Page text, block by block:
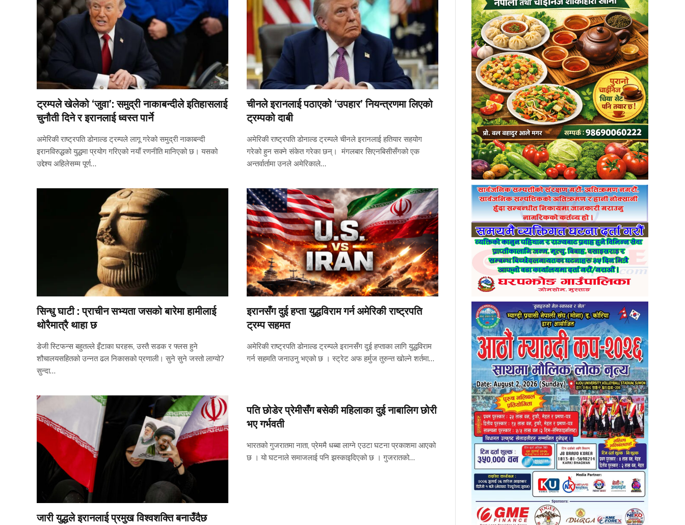
ट्रम्पले खेलेको ‘जुवा’: समुद्री नाकाबन्दीले इतिहासलाई
चुनौती दिने र इरानलाई ध्वस्त पार्ने
अमेरिकी राष्ट्रपति डोनाल्ड ट्रम्पले लागू गरेको समुद्री नाकाबन्दी
इरानविरुद्धको युद्धमा प्रयोग गरिएको नयाँ रणनीति मानिएको छ। यसको
उद्देश्य अहिलेसम्म पूर्ण…
चीनले इरानलाई पठाएको ‘उपहार’ नियन्त्रणमा लिएको
ट्रम्पको दाबी
अमेरिकी राष्ट्रपति डोनाल्ड ट्रम्पले चीनले इरानलाई हतियार सहयोग
गरेको हुन सक्ने संकेत गरेका छन्। मंगलबार सिएनबिसीसँगको एक
अन्तर्वार्तामा उनले अमेरिकाले…
सिन्धु घाटी : प्राचीन सभ्यता जसको बारेमा हामीलाई
थोरैमात्रै थाहा छ
डेजी स्टिफन्स बहुतल्ले इँटाका घरहरू, उस्तै सडक र फ्लस हुने
शौचालयसहितको उन्नत ढल निकासको प्रणाली। सुने सुने जस्तो लाग्यो?
सुन्दा…
इरानसँग दुई हप्ता युद्धविराम गर्न अमेरिकी राष्ट्रपति
ट्रम्प सहमत
अमेरिकी राष्ट्रपति डोनाल्ड ट्रम्पले इरानसँग दुई हप्ताका लागि युद्धविराम
गर्न सहमति जनाउनु भएको छ । स्ट्रेट अफ हर्मुज तुरुन्त खोल्ने शर्तमा…
जारी युद्धले इरानलाई प्रमुख विश्वशक्ति बनाउँदैछ
पति छोडेर प्रेमीसँग बसेकी महिलाका दुई नाबालिग छोरी
भए गर्भवती
भारतको गुजरातमा नाता, प्रेममै धब्बा लाग्ने एउटा घटना प्रकाशमा आएको
छ । यो घटनाले समाजलाई पनि झस्काइदिएको छ । गुजरातको…